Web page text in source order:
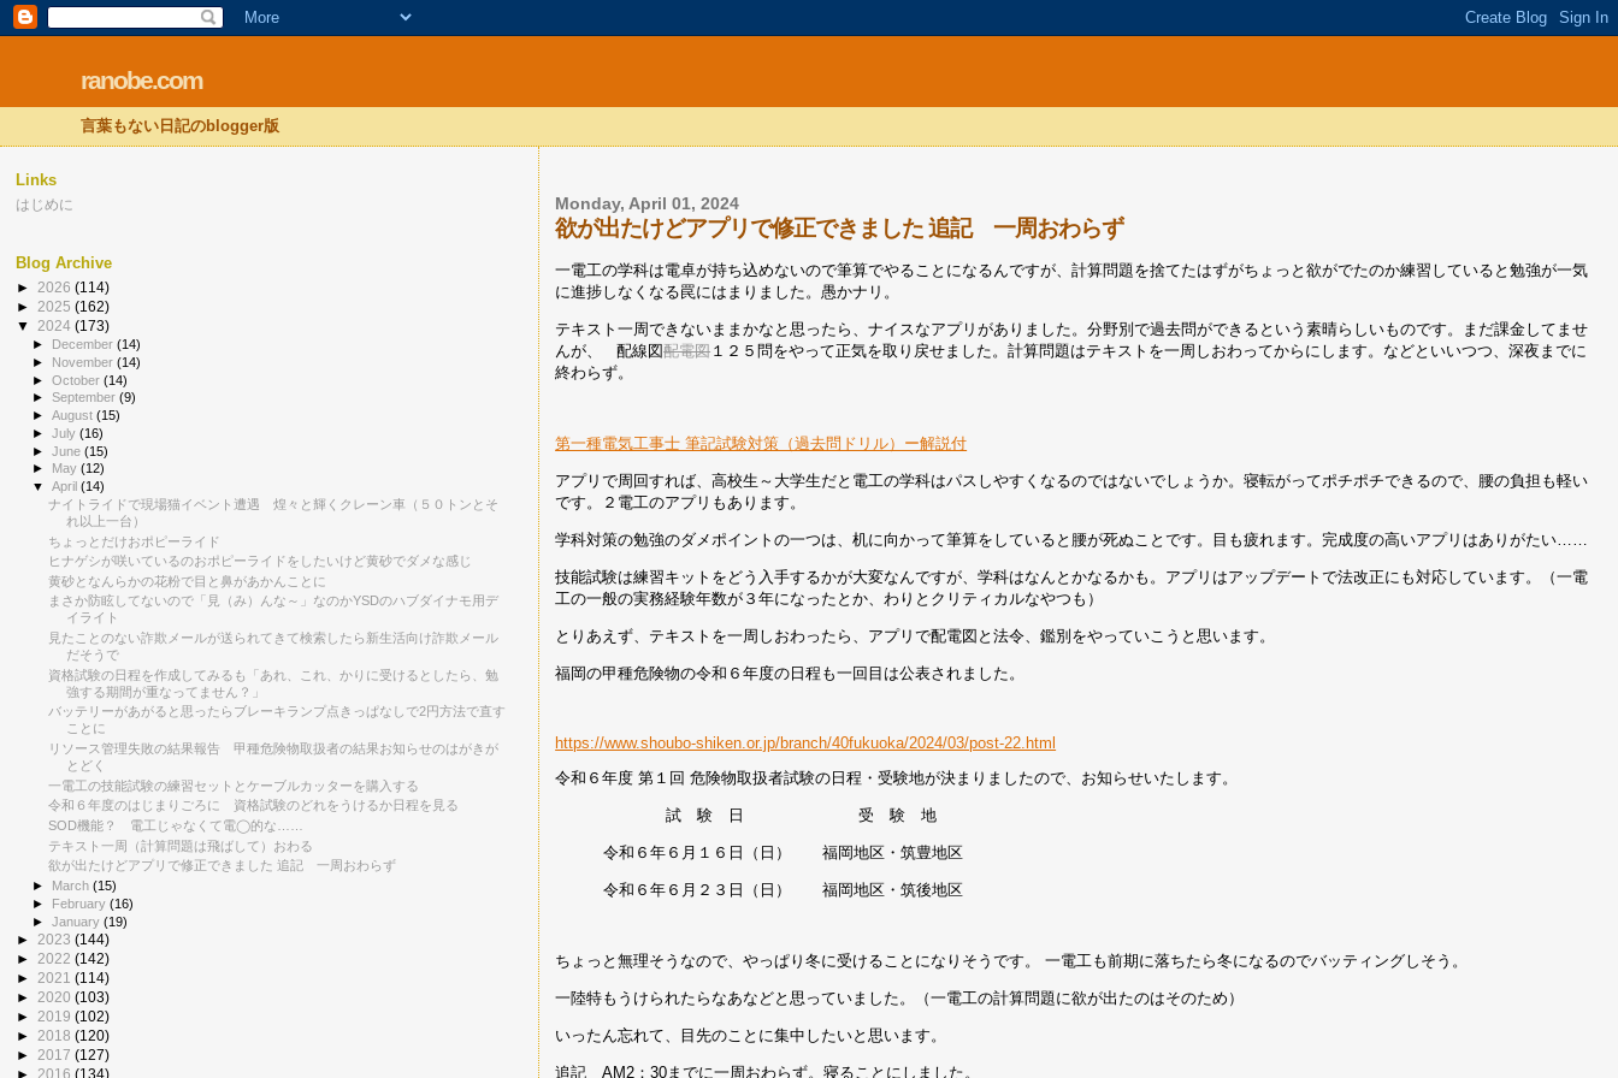
ranobe.com
言葉もない日記のblogger版
Monday, April 01, 2024
欲が出たけどアプリで修正できました 追記 一周おわらず
一電工の学科は電卓が持ち込めないので筆算でやることになるんですが、計算問題を捨てたはずがちょっと欲がでたのか練習していると勉強が一気
に進捗しなくなる罠にはまりました。愚かナリ。
テキスト一周できないままかなと思ったら、ナイスなアプリがありました。分野別で過去問ができるという素晴らしいものです。まだ課金してませ
んが、 配線図配電図 １２５問をやって正気を取り戻せました。計算問題はテキストを一周しおわってからにします。などといいつつ、深夜までに
終わらず。
第一種電気工事士 筆記試験対策（過去問ドリル）ー解説付
アプリで周回すれば、高校生～大学生だと電工の学科はパスしやすくなるのではないでしょうか。寝転がってポチポチできるので、腰の負担も軽い
です。２電工のアプリもあります。
学科対策の勉強のダメポイントの一つは、机に向かって筆算をしていると腰が死ぬことです。目も疲れます。完成度の高いアプリはありがたい……
技能試験は練習キットをどう入手するかが大変なんですが、学科はなんとかなるかも。アプリはアップデートで法改正にも対応しています。（一電
工の一般の実務経験年数が３年になったとか、わりとクリティカルなやつも）
とりあえず、テキストを一周しおわったら、アプリで配電図と法令、鑑別をやっていこうと思います。
福岡の甲種危険物の令和６年度の日程も一回目は公表されました。
https://www.shoubo-shiken.or.jp/branch/40fukuoka/2024/03/post-22.html
令和６年度 第１回 危険物取扱者試験の日程・受験地が決まりましたので、お知らせいたします。
試 験 日 受 験 地
令和６年６月１６日（日） 福岡地区・筑豊地区
令和６年６月２３日（日） 福岡地区・筑後地区
ちょっと無理そうなので、やっぱり冬に受けることになりそうです。 一電工も前期に落ちたら冬になるのでバッティングしそう。
一陸特もうけられたらなあなどと思っていました。（一電工の計算問題に欲が出たのはそのため）
いったん忘れて、目先のことに集中したいと思います。
追記 AM2：30までに一周おわらず。寝ることにしました。
Links
はじめに
Blog Archive
► 2026 (114)
► 2025 (162)
▼ 2024 (173)
► December(14)
► November(14)
►October(14)
►September(9)
►August(15)
►July(16)
►June(15)
►
May(12)
▼April(14)
ナイトライドで現場猫イベント遭遇 煌々と輝くクレーン車（５０トンとそ
れ以上一台）
ちょっとだけおポピーライド
ヒナゲシが咲いているのおポピーライドをしたいけど黄砂でダメな感じ
黄砂となんらかの花粉で目と鼻があかんことに
まさか防眩してないので「見（み）んな～」なのかYSDのハブダイナモ用デ
イライト
見たことのない詐欺メールが送られてきて検索したら新生活向け詐欺メール
だそうで
資格試験の日程を作成してみるも「あれ、これ、かりに受けるとしたら、勉
強する期間が重なってません？」
バッテリーがあがると思ったらブレーキランプ点きっぱなしで2円方法で直す
ことに
リソース管理失敗の結果報告 甲種危険物取扱者の結果お知らせのはがきが
とどく
一電工の技能試験の練習セットとケーブルカッターを購入する
令和６年度のはじまりごろに 資格試験のどれをうけるか日程を見る
SOD機能？ 電工じゃなくて電◯的な……
テキスト一周（計算問題は飛ばして）おわる
欲が出たけどアプリで修正できました 追記 一周おわらず
► March(15)
► February(16)
►January(19)
► 2023 (144)
► 2022 (142)
► 2021 (114)
► 2020 (103)
► 2019 (102)
► 2018 (120)
► 2017 (127)
► 2016 (134)